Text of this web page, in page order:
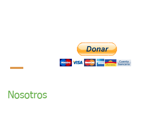
Nosotros